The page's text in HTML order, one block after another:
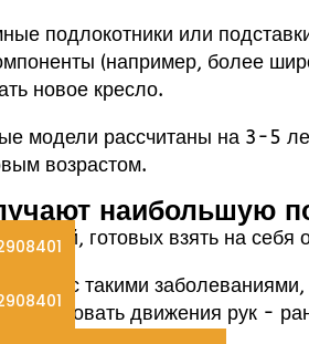
подлокотники или
(например, более
новое кресло.
модели рассчитаны на 3-5
возрастом.
наибольшую
детей, готовых взять на себя
: Люди с такими
движения рук -